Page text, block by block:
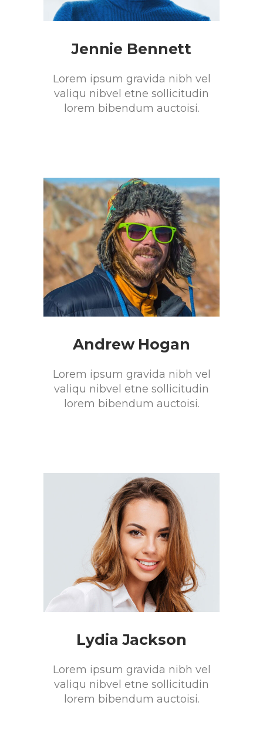
Jennie Bennett
Lorem ipsum gravida nibh vel
valiqu nibvel etne sollicitudin
lorem bibendum auctoisi.
Andrew Hogan
Lorem ipsum gravida nibh vel
valiqu nibvel etne sollicitudin
lorem bibendum auctoisi.
Lydia Jackson
Lorem ipsum gravida nibh vel
valiqu nibvel etne sollicitudin
lorem bibendum auctoisi.